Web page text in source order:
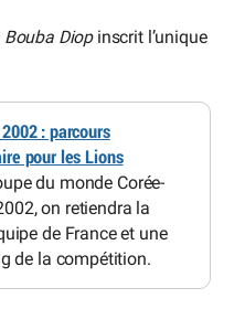
Bouba Diopinscrit l’unique
: parcours
pour les Lions
du monde Corée-
on retiendra la
de France et une
de la compétition.